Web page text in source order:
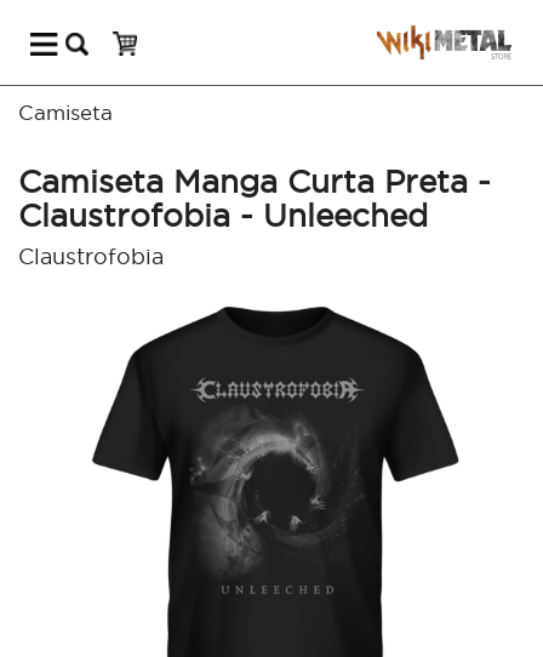
Camiseta
Camiseta Manga Curta Preta -
Claustrofobia - Unleeched
Claustrofobia